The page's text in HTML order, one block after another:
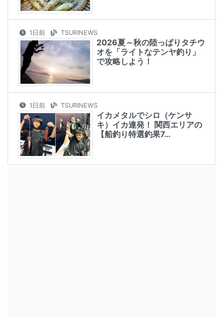
1日前 TSURINEWS
2026夏～秋の陸っぱりタチウ
オを「ライトなテンヤ釣り」
で攻略しよう！
1日前 TSURINEWS
イカメタルでシロ（ケンサ
キ）イカ連発！ 関西エリアの
【船釣り特選釣果7…